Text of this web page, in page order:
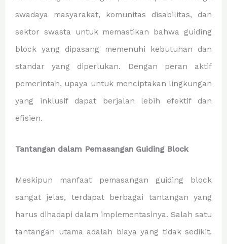
swadaya masyarakat, komunitas disabilitas, dan
sektor swasta untuk memastikan bahwa guiding
block yang dipasang memenuhi kebutuhan dan
standar yang diperlukan. Dengan peran aktif
pemerintah, upaya untuk menciptakan lingkungan
yang inklusif dapat berjalan lebih efektif dan
efisien.
Tantangan dalam Pemasangan Guiding Block
Meskipun manfaat pemasangan guiding block
sangat jelas, terdapat berbagai tantangan yang
harus dihadapi dalam implementasinya. Salah satu
tantangan utama adalah biaya yang tidak sedikit.